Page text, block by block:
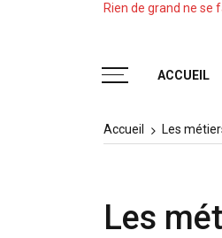
Rien de grand ne se
ACCUEIL
Accueil Les
Les